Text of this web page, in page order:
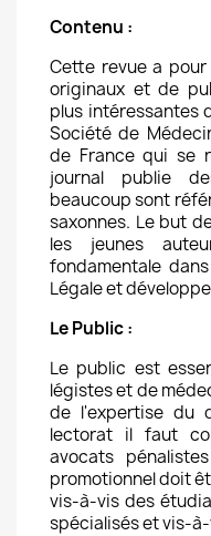
Contenu :
Cette revue a
originaux et de
plus intéressantes
Société de
de France qui se
journal publie
beaucoup sont
saxonnes. Le but
les jeunes
fondamentale
Légale et
Le Public:
Le public est
légistes et de
de l'expertise du
lectorat il faut
avocats
promotionnel doit
vis-à-vis des
spécialisés et vis-